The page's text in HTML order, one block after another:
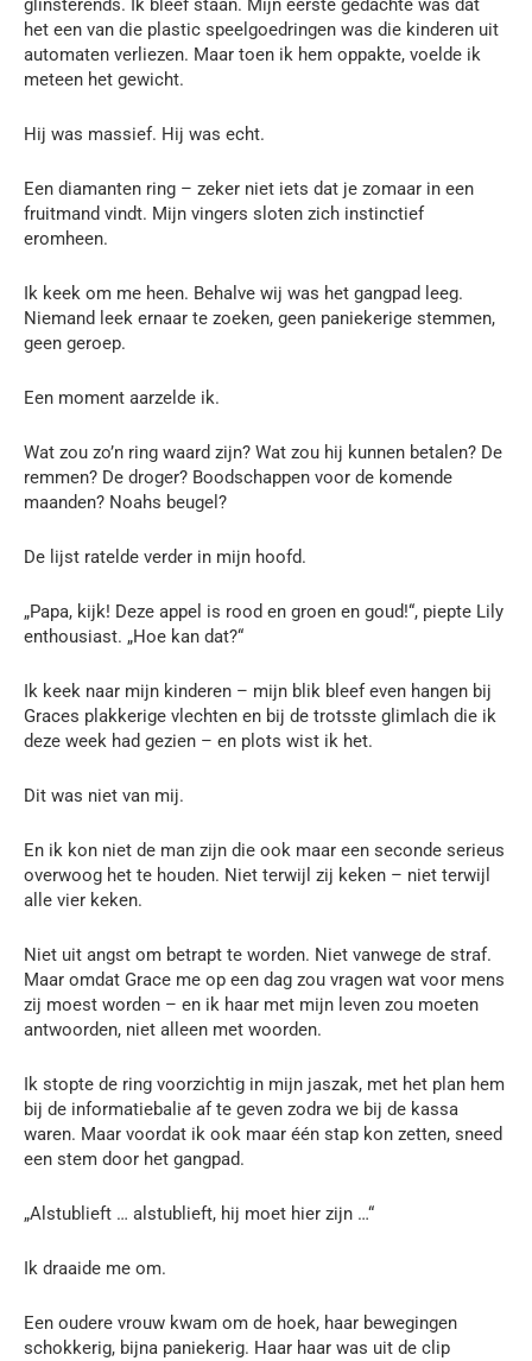
glinsterends. Ik bleef staan. Mijn eerste gedachte was dat
het een van die plastic speelgoedringen was die kinderen uit
automaten verliezen. Maar toen ik hem oppakte, voelde ik
meteen het gewicht.
Hij was massief. Hij was echt.
Een diamanten ring – zeker niet iets dat je zomaar in een
fruitmand vindt. Mijn vingers sloten zich instinctief
eromheen.
Ik keek om me heen. Behalve wij was het gangpad leeg.
Niemand leek ernaar te zoeken, geen paniekerige stemmen,
geen geroep.
Een moment aarzelde ik.
Wat zou zo’n ring waard zijn? Wat zou hij kunnen betalen? De
remmen? De droger? Boodschappen voor de komende
maanden? Noahs beugel?
De lijst ratelde verder in mijn hoofd.
„Papa, kijk! Deze appel is rood en groen en goud!“, piepte Lily
enthousiast. „Hoe kan dat?“
Ik keek naar mijn kinderen – mijn blik bleef even hangen bij
Graces plakkerige vlechten en bij de trotsste glimlach die ik
deze week had gezien – en plots wist ik het.
Dit was niet van mij.
En ik kon niet de man zijn die ook maar een seconde serieus
overwoog het te houden. Niet terwijl zij keken – niet terwijl
alle vier keken.
Niet uit angst om betrapt te worden. Niet vanwege de straf.
Maar omdat Grace me op een dag zou vragen wat voor mens
zij moest worden – en ik haar met mijn leven zou moeten
antwoorden, niet alleen met woorden.
Ik stopte de ring voorzichtig in mijn jaszak, met het plan hem
bij de informatiebalie af te geven zodra we bij de kassa
waren. Maar voordat ik ook maar één stap kon zetten, sneed
een stem door het gangpad.
„Alstublieft … alstublieft, hij moet hier zijn …“
Ik draaide me om.
Een oudere vrouw kwam om de hoek, haar bewegingen
schokkerig, bijna paniekerig. Haar haar was uit de clip